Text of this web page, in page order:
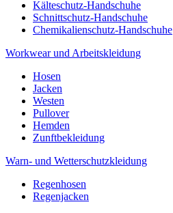
Kälteschutz-Handschuhe
Schnittschutz-Handschuhe
Chemikalienschutz-Handschuhe
Workwear und Arbeitskleidung
Hosen
Jacken
Westen
Pullover
Hemden
Zunftbekleidung
Warn- und Wetterschutzkleidung
Regenhosen
Regenjacken